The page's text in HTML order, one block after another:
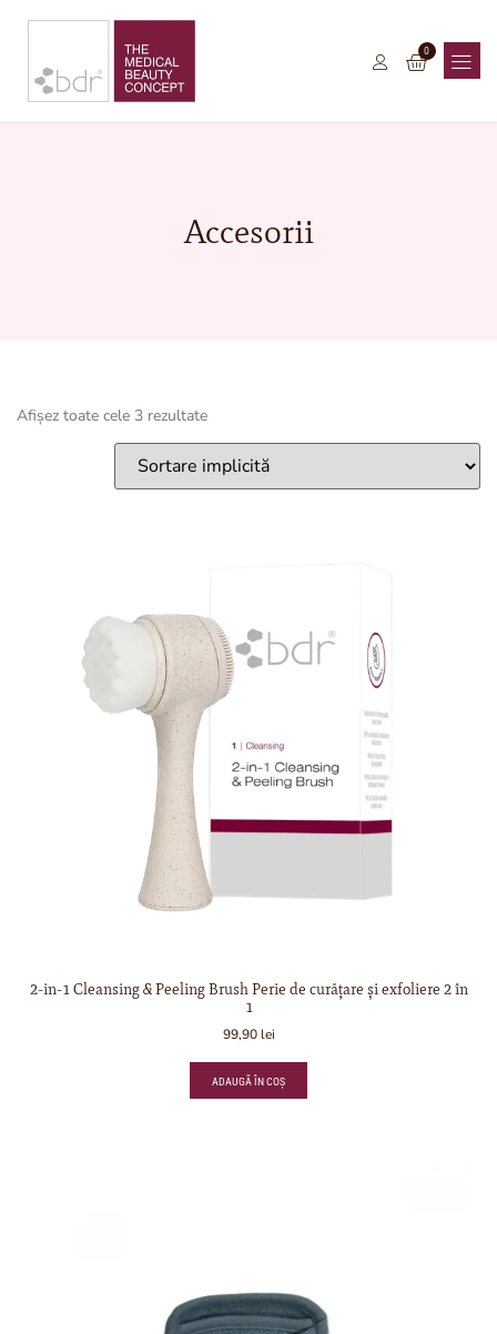
0
Accesorii
Afișez toate cele 3 rezultate
2-in-1 Cleansing & Peeling Brush Perie de curățare și exfoliere 2 în
1
99,90lei
ADAUGĂ ÎN COȘ